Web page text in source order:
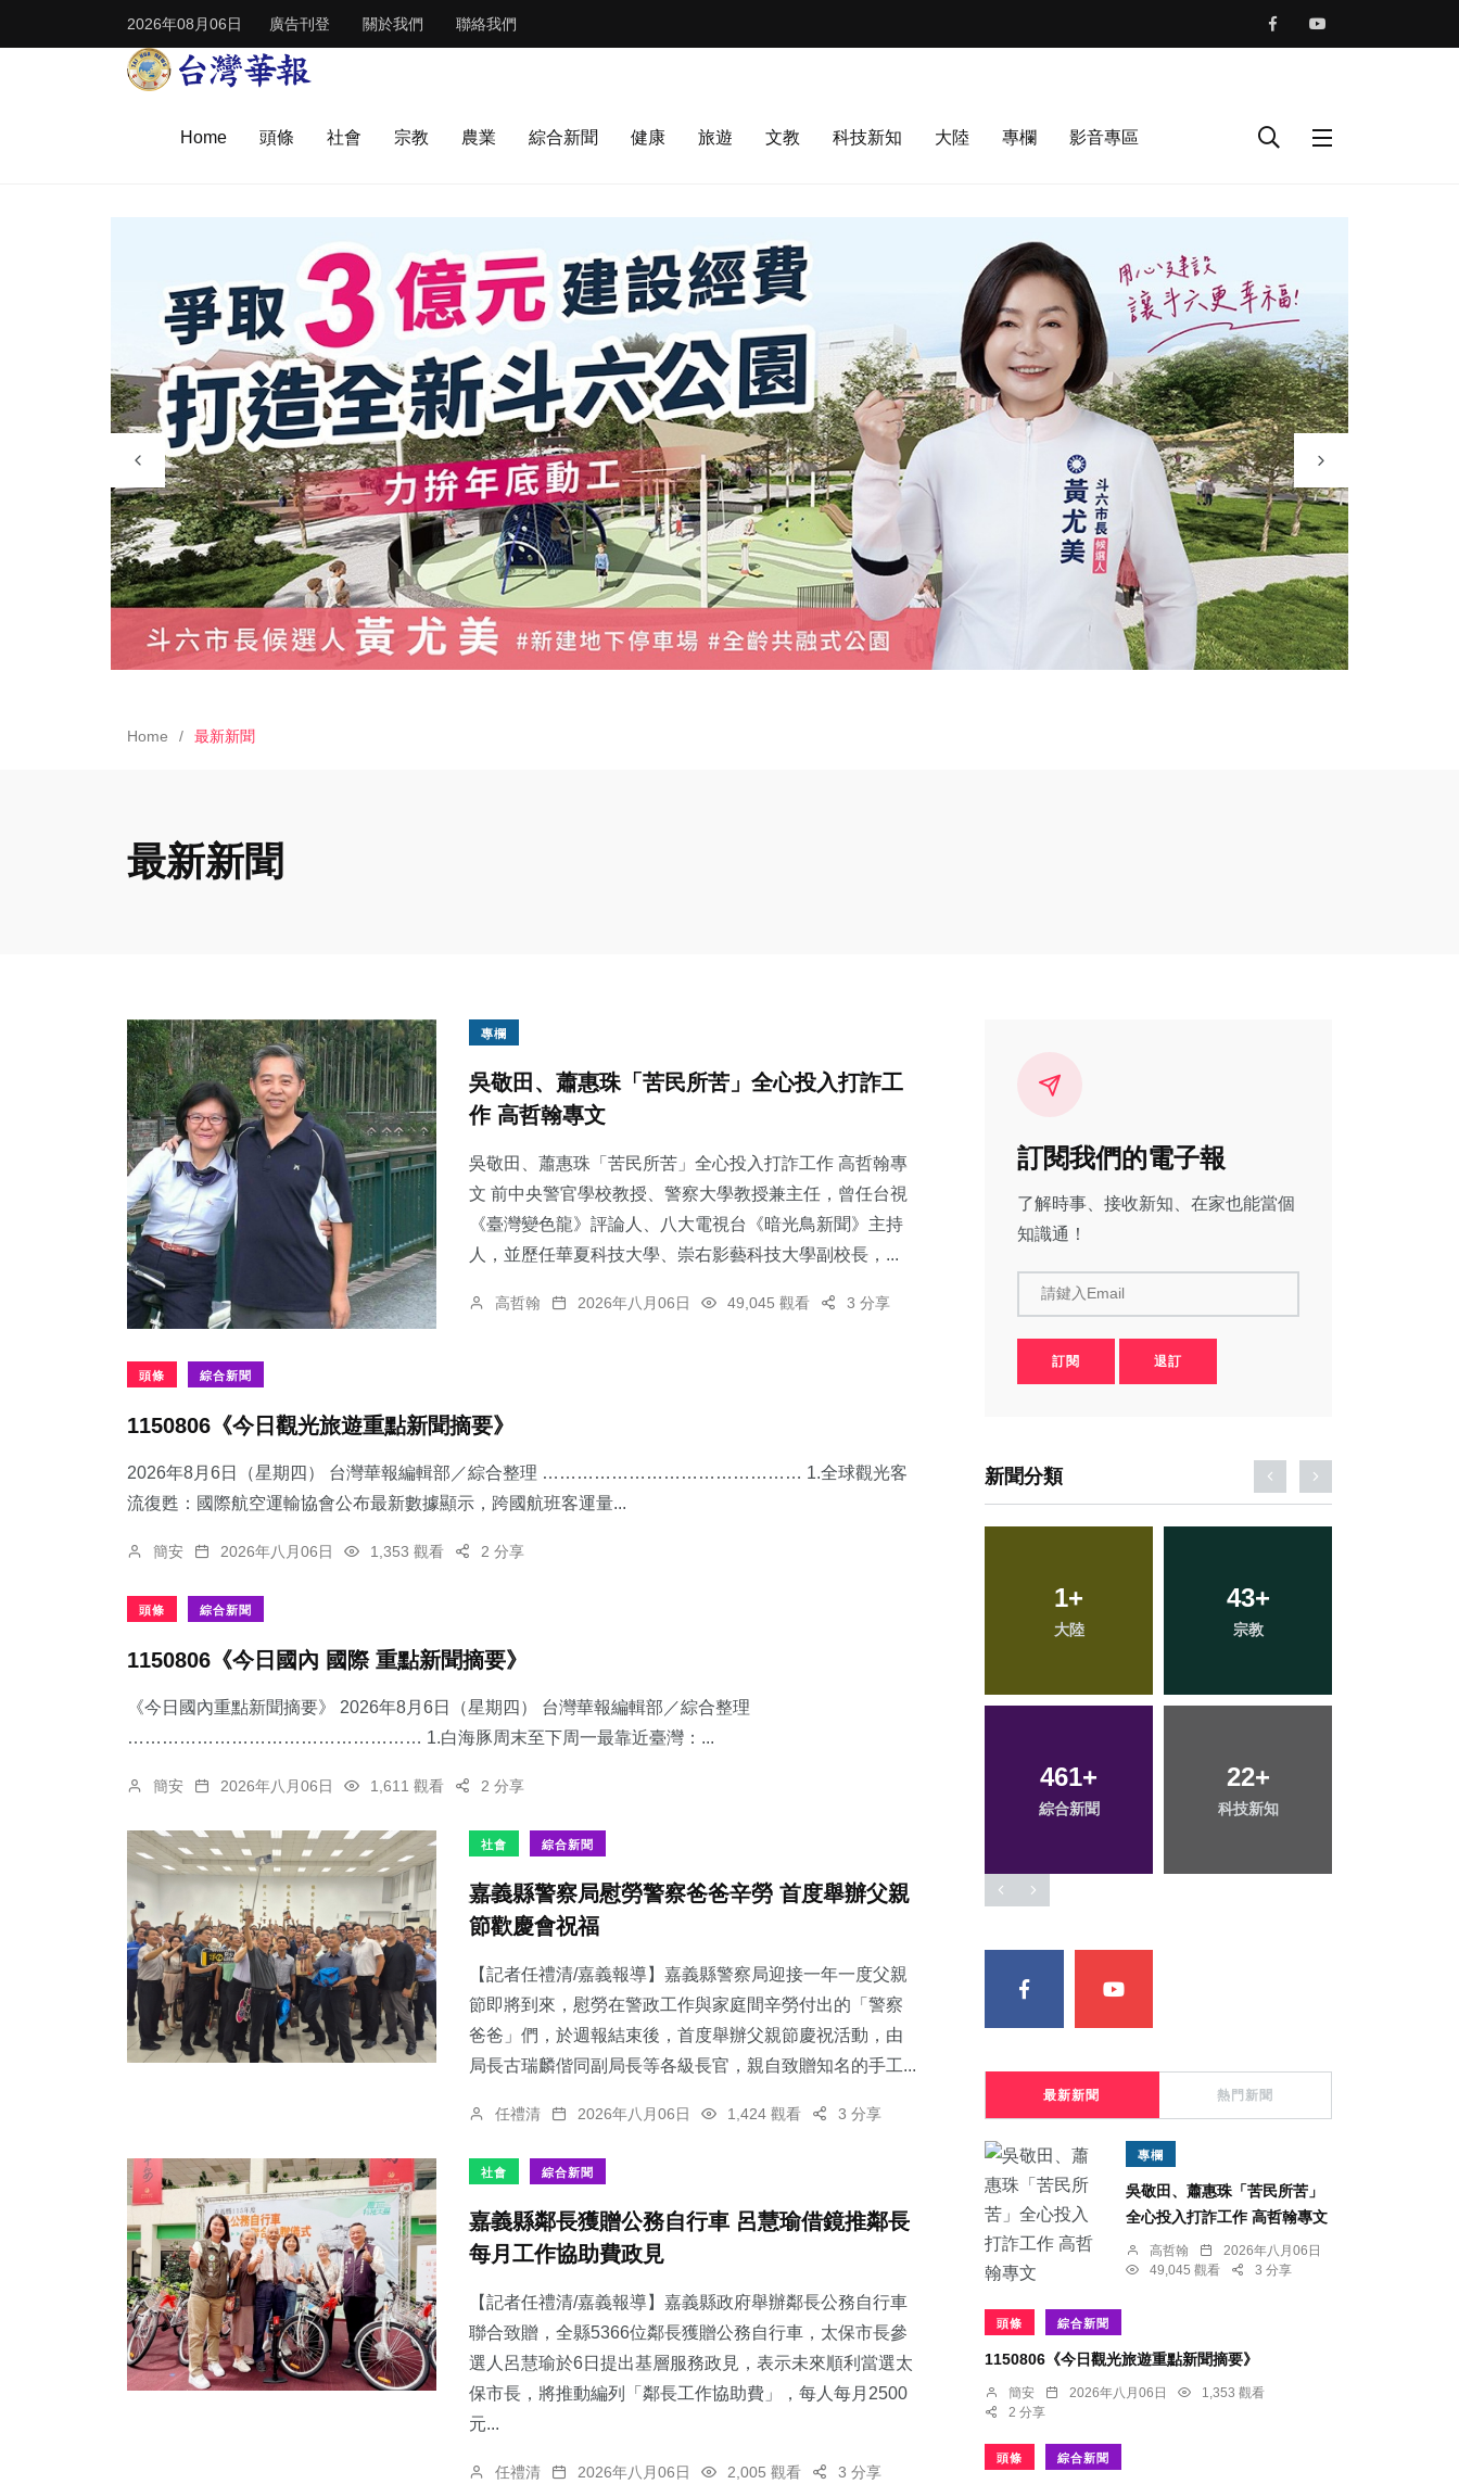
2026年08月06日 廣告刊登 關於我們 聯絡我們
Home 頭條 社會 宗教 農業 綜合新聞 健康 旅遊 文教 科技新知 大陸 專欄 影音專區
Home 最新新聞
最新新聞
專欄
吳敬田、蕭惠珠「苦民所苦」全心投入打詐工
作 高哲翰專文
吳敬田、蕭惠珠「苦民所苦」全心投入打詐工作 高哲翰專
文 前中央警官學校教授、警察大學教授兼主任，曾任台視
《臺灣變色龍》評論人、八大電視台《暗光鳥新聞》主持
人，並歷任華夏科技大學、崇右影藝科技大學副校長，...
高哲翰 2026年八月06日 49,045 觀看 3 分享
頭條 綜合新聞
1150806《今日觀光旅遊重點新聞摘要》
2026年8月6日（星期四） 台灣華報編輯部／綜合整理 ……………………………………… 1.​全球觀光客
流復甦：國際航空運輸協會公布最新數據顯示，跨國航班客運量...
簡安 2026年八月06日 1,353 觀看 2 分享
頭條 綜合新聞
1150806《今日國內 國際 重點新聞摘要》
《今日國內重點新聞摘要》 2026年8月6日（星期四） 台灣華報編輯部／綜合整理
…………………………………………… 1.​白海豚周末至下周一最靠近臺灣：...
簡安 2026年八月06日 1,611 觀看 2 分享
社會 綜合新聞
嘉義縣警察局慰勞警察爸爸辛勞 首度舉辦父親
節歡慶會祝福
【記者任禮清/嘉義報導】嘉義縣警察局迎接一年一度父親
節即將到來，慰勞在警政工作與家庭間辛勞付出的「警察
爸爸」們，於週報結束後，首度舉辦父親節慶祝活動，由
局長古瑞麟偕同副局長等各級長官，親自致贈知名的手工...
任禮清 2026年八月06日 1,424 觀看 3 分享
社會 綜合新聞
嘉義縣鄰長獲贈公務自行車 呂慧瑜借鏡推鄰長
每月工作協助費政見
【記者任禮清/嘉義報導】嘉義縣政府舉辦鄰長公務自行車
聯合致贈，全縣5366位鄰長獲贈公務自行車，太保市長參
選人呂慧瑜於6日提出基層服務政見，表示未來順利當選太
保市長，將推動編列「鄰長工作協助費」，每人每月2500
元...
任禮清 2026年八月06日 2,005 觀看 3 分享
訂閱我們的電子報
了解時事、接收新知、在家也能當個
知識通！
請鍵入Email
訂閱 退訂
新聞分類
107+
76 + 48 +
261
社會
98+
旅遊
151+
文教
76+
專欄
最新新聞 熱門新聞
專欄
吳敬田、蕭惠珠「苦民所苦」
全心投入打詐工作 高哲翰專文
高哲翰
2026年八月06日
49,045 觀看
3 分享
頭條 綜合新聞
1150806《今日觀光旅遊重點新聞摘要》
簡安 2026年八月06日
1,353 觀看
2 分享
頭條 綜合新聞